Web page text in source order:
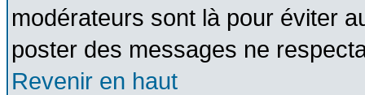
modérateurs sont là pour éviter
poster des messages ne
Revenir en haut